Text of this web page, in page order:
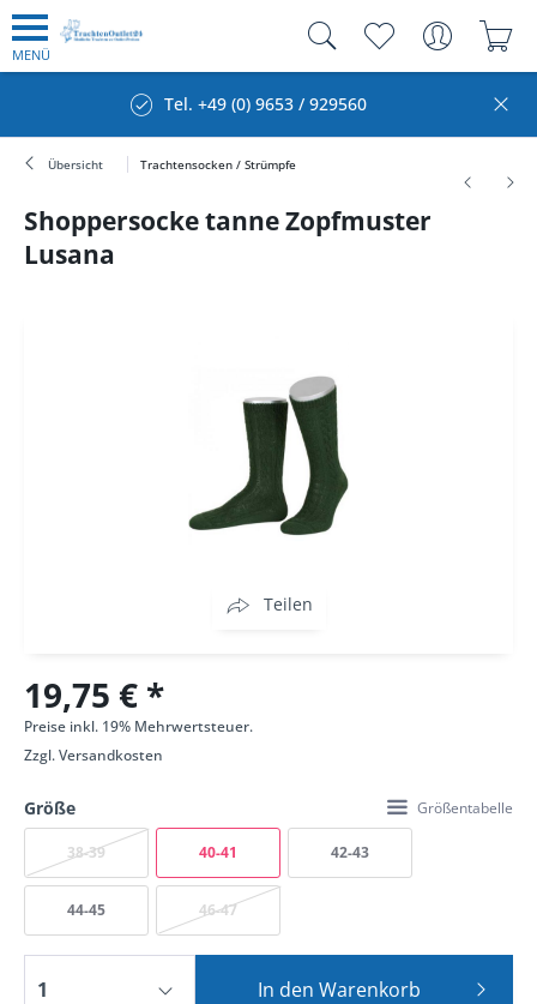
MENÜ
Tel. +49 (0) 9653 / 929560
Übersicht Trachtensocken / Strümpfe
Shoppersocke tanne Zopfmuster
Lusana
Teilen
19,75 € *
Preise inkl. 19% Mehrwertsteuer.
Zzgl.Versandkosten
Größe Größentabelle
38-39 40-41 42-43
44-45 46-47
In den Warenkorb